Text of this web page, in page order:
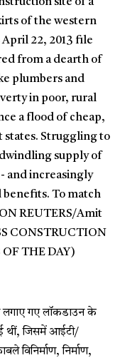
लगाए गए लॉकडाउन के
थीं, जिसमें आईटी/
विनिर्माण, निर्माण,